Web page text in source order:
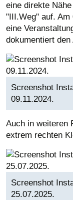
eine direkte
"III.Weg" auf. Am
eine
dokumentiert den
Screenshot
09.11.2024.
Auch in weiteren
extrem rechten
Screenshot
25.07.2025.